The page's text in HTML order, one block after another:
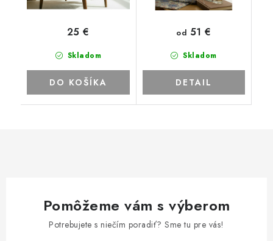
Skladom
25 €
DO KOŠÍKA
Skladom
od 51 €
DETAIL
Pomôžeme vám s výberom
Potrebujete s niečím poradiť? Sme tu pre vás!